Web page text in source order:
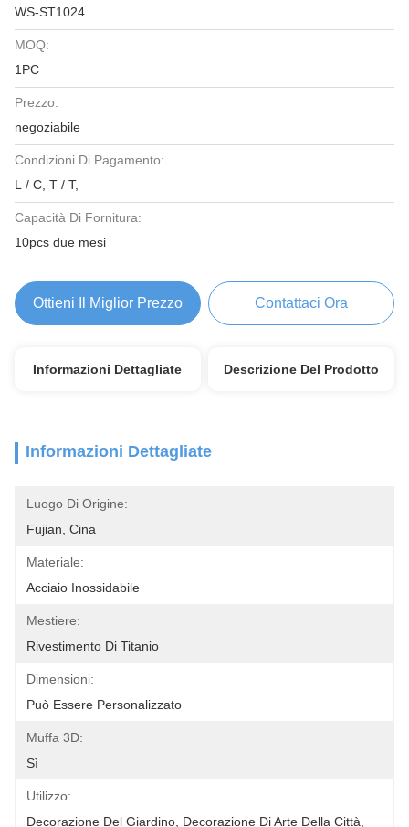
WS-ST1024
MOQ:
1PC
Prezzo:
negoziabile
Condizioni Di Pagamento:
L / C, T / T,
Capacità Di Fornitura:
10pcs due mesi
Ottieni Il Miglior Prezzo Contattaci Ora
Informazioni Dettagliate Descrizione Del Prodotto
Informazioni Dettagliate
Luogo Di Origine:
Fujian, Cina
Materiale:
Acciaio Inossidabile
Mestiere:
Rivestimento Di Titanio
Dimensioni:
Può Essere Personalizzato
Muffa 3D:
Sì
Utilizzo:
Decorazione Del Giardino, Decorazione Di Arte Della Città,